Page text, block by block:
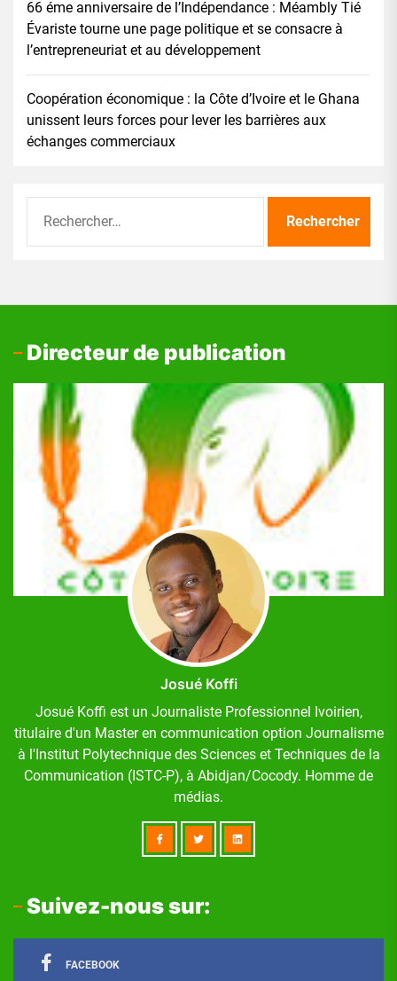
66 éme anniversaire de l’Indépendance : Méambly Tié
Évariste tourne une page politique et se consacre à
l’entrepreneuriat et au développement
Coopération économique : la Côte d’Ivoire et le Ghana
unissent leurs forces pour lever les barrières aux
échanges commerciaux
Directeur de publication
Josué Koffi
Josué Koffi est un Journaliste Professionnel Ivoirien,
titulaire d'un Master en communication option Journalisme
à l'Institut Polytechnique des Sciences et Techniques de la
Communication (ISTC-P), à Abidjan/Cocody. Homme de
médias.
Suivez-nous sur:
FACEBOOK